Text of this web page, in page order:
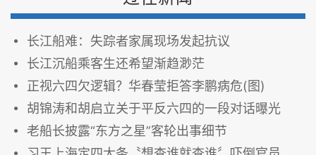
长江船难：失踪者家属现场发起抗议
长江沉船乘客生还希望渐趋渺茫
正视六四欠逻辑？华春莹拒答李鹏病危(图)
胡锦涛和胡启立关于平反六四的一段对话曝光
老船长披露“东方之星”客轮出事细节